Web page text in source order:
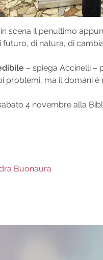
scena il penultimo
di natura, di
– spiega Accinelli –
problemi, ma il domani è
4 novembre alla
Buonaura